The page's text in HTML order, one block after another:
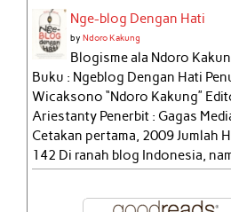
Nge-blog Dengan Hati
byNdoro Kakung
Blogisme ala Ndoro
Buku : Ngeblog Dengan Hati
Wicaksono “Ndoro Kakung”
Ariestanty Penerbit : Gagas
Cetakan pertama, 2009 Jumlah
142 Di ranah blog Indonesia,